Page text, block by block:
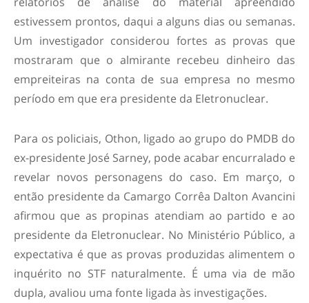
estivessem prontos, daqui a alguns dias ou semanas.
Um investigador considerou fortes as provas que
mostraram que o almirante recebeu dinheiro das
empreiteiras na conta de sua empresa no mesmo
período em que era presidente da Eletronuclear.
Para os policiais, Othon, ligado ao grupo do PMDB do
ex-presidente José Sarney, pode acabar encurralado e
revelar novos personagens do caso. Em março, o
então presidente da Camargo Corrêa Dalton Avancini
afirmou que as propinas atendiam ao partido e ao
presidente da Eletronuclear. No Ministério Público, a
expectativa é que as provas produzidas alimentem o
inquérito no STF naturalmente. É uma via de mão
dupla, avaliou uma fonte ligada às investigações.